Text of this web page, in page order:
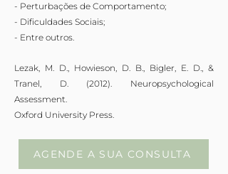
- Perturbações de Comportamento;
- Dificuldades Sociais;
- Entre outros.
Lezak, M. D., Howieson, D. B., Bigler, E. D., &
Tranel, D. (2012). Neuropsychological
Assessment.
Oxford University Press.
AGENDE A SUA CONSULTA